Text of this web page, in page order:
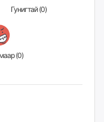
Гунигтай (0)
Үзэн ядмаар (0)